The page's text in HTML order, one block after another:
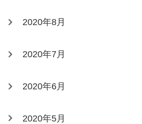
2020年8月
2020年7月
2020年6月
2020年5月